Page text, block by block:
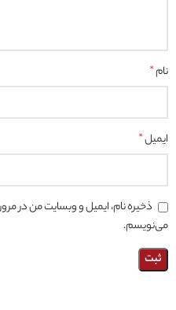
نام*
ایمیل*
ذخیره نام، ایمیل و وبسایت من در
می‌نویسم.